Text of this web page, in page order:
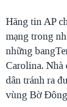
Hãng tin AP
mạng trong
những
Carolina. Nhà
dân tránh ra
vùng Bờ